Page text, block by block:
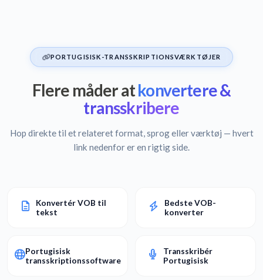
PORTUGISISK-TRANSSKRIPTIONSVÆRKTØJER
Flere måder atkonvertere &
transskribere
Hop direkte til et relateret format, sprog eller værktøj — hvert
link nedenfor er en rigtig side.
Konvertér VOB til
tekst
Bedste VOB-
konverter
Portugisisk
transskriptionssoftware
Transskribér
Portugisisk